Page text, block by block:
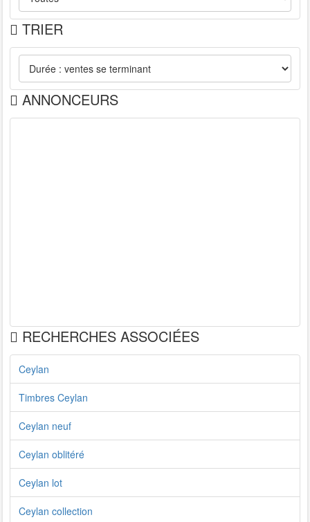
TRIER
ANNONCEURS
RECHERCHES ASSOCIÉES
Ceylan
Timbres Ceylan
Ceylan neuf
Ceylan oblitéré
Ceylan lot
Ceylan collection